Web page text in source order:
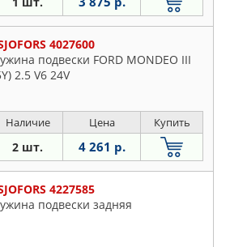
4027600
подвески FORD MONDEO III
2.5 V6 24V
Наличие Цена Купить
2 шт. 4 261 р.
4227585
подвески задняя